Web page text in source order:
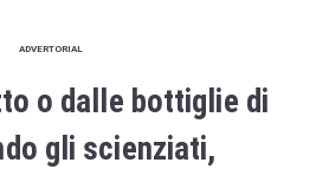
ADVERTORIAL
o dalle bottiglie di
gli scienziati,